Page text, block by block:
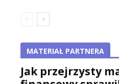
MATERIAŁ PARTNERA
Jak przejrzysty